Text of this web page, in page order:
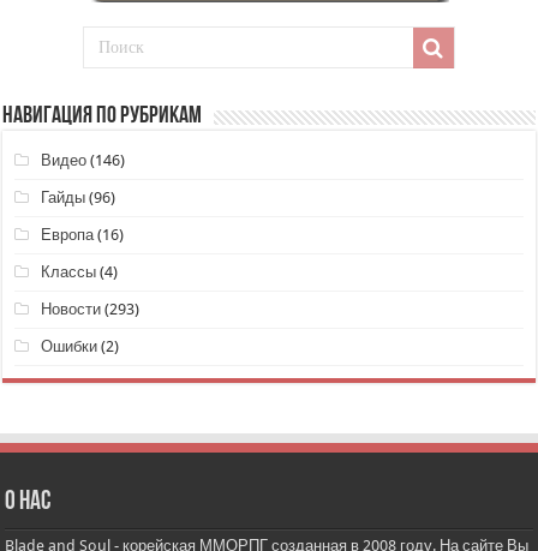
НАВИГАЦИЯ ПО РУБРИКАМ
Видео (146)
Гайды (96)
Европа (16)
Классы (4)
Новости (293)
Ошибки (2)
О нас
Blade and Soul - корейская ММОРПГ созданная в 2008 году. На сайте Вы